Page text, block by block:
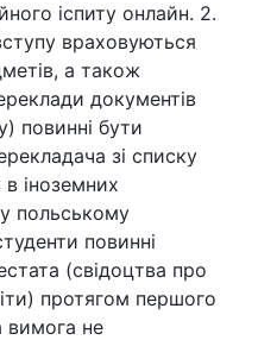
іспиту онлайн. 2.
враховуються
а також
документів
повинні бути
зі списку
в іноземних
у польському
повинні
(свідоцтва про
протягом першого
вимога не